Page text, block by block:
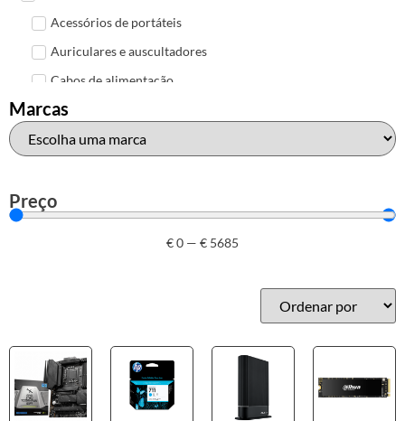
Acessórios de portáteis
Auriculares e auscultadores
Cabos de alimentação
Colunas de Som
Hubs
Mais acessórios USB
HP
Outros acessórios de informática
Marcas
Preço
€0 — € 5685